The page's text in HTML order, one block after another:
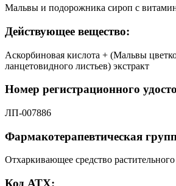
Мальвы и подорожника сироп с
Действующее вещество:
Аскорбиновая кислота + (Мальвы
ланцетовидного листьев) экстракт
Номер регистрационного
ЛП-007886
Фармакотерапевтическая
Отхаркивающее средство
Код АТХ: